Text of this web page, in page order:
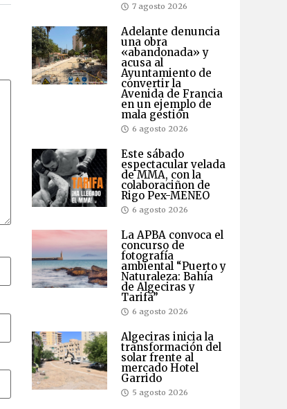
7 agosto 2026
Adelante denuncia
una obra
«abandonada» y
acusa al
Ayuntamiento de
convertir la
Avenida de Francia
en un ejemplo de
mala gestión
6 agosto 2026
Este sábado
espectacular velada
de MMA, con la
colaboraciñon de
Rigo Pex-MENEO
6 agosto 2026
La APBA convoca el
concurso de
fotografía
ambiental “Puerto y
Naturaleza: Bahía
de Algeciras y
Tarifa”
6 agosto 2026
Algeciras inicia la
transformación del
solar frente al
mercado Hotel
Garrido
5 agosto 2026